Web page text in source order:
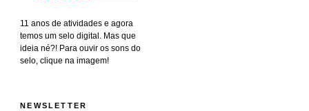
11 anos de atividades e agora
temos um selo digital. Mas que
ideia né?! Para ouvir os sons do
selo, clique na imagem!
NEWSLETTER